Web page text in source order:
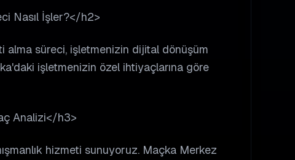
Nasıl İşler?</h2>
alma süreci, işletmenizin dijital dönüşüm
işletmenizin özel ihtiyaçlarına göre
Analizi</h3>
hizmeti sunuyoruz. Maçka Merkez